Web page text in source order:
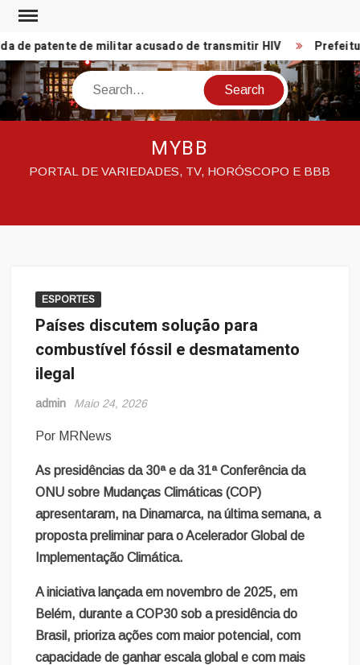
Skip
contentpatente de militar acusado de transmitir HIV Prefeitura
Search
MYBB
PORTAL DE VARIEDADES, TV, HORÓSCOPO E BBB
ESPORTES
Países discutem solução para
combustível fóssil e desmatamento
ilegal
admin Maio 24, 2026
Por MRNews
As presidências da 30ª e da 31ª Conferência da
ONU sobre Mudanças Climáticas (COP)
apresentaram, na Dinamarca, na última semana, a
proposta preliminar para o Acelerador Global de
Implementação Climática.
A iniciativa lançada em novembro de 2025, em
Belém, durante a COP30 sob a presidência do
Brasil, prioriza ações com maior potencial, com
capacidade de ganhar escala global e com mais